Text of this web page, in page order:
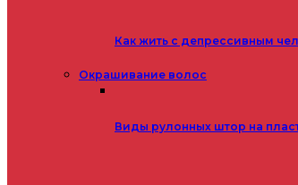
Как жить с депрессивным
Окрашивание волос
Виды рулонных штор на